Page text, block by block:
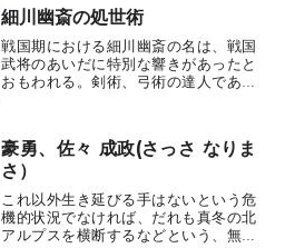
といって、家康殿は自分の手を3度もと
って感謝してくれました」と、長政
は...
細川幽斎の処世術
戦国期における細川幽斎の名は、戦国
武将のあいだに特別な響きがあったと
おもわれる。剣術、弓術の達人である
も造詣が深い、人もうらやむ風流人で
ある。幽斎は足利家一族の出身であ
り、将...
豪勇、佐々 成政(さっさ なりま
さ）
これ以外生き延びる手はないという危
機的状況でなければ、だれも真冬の北
アルプスを横断するなどという、無謀